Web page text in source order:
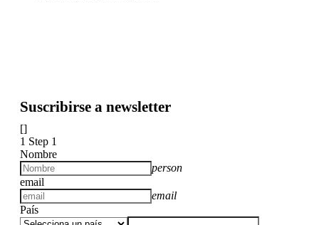
Suscribirse a newsletter
[]
1 Step 1
Nombre
person
email
email
País